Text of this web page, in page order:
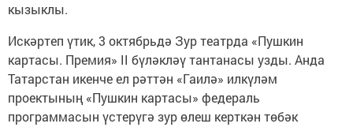
кызыклы.
Искәртеп үтик, 3 октябрьдә Зур театрда «Пушкин
картасы. Премия» II бүләкләү тантанасы узды. Анда
Татарстан икенче ел рәттән «Гаилә» илкүләм
проектының «Пушкин картасы» федераль
программасын үстерүгә зур өлеш керткән төбәк